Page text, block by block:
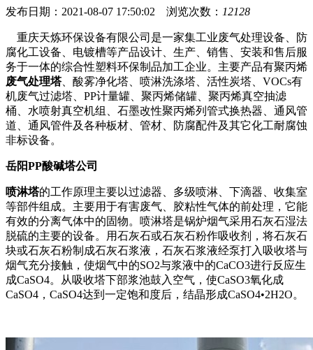
发布日期：2021-08-07 17:50:02 浏览次数： 12128
重庆天炼环保设备有限公司是一家集工业废气处理设备、防
腐化工设备、电镀槽等产品设计、生产、销售、安装和售后服
务于一体的综合性塑料环保制品加工企业。主要产品有聚丙烯
废气处理塔、酸雾净化塔、喷淋洗涤塔、活性炭塔、VOCs有
机废气过滤塔、PP计量罐、聚丙烯储罐、聚丙烯真空抽滤
桶、水喷射真空机组、石墨改性聚丙烯列管式换热器、通风管
道、通风管件及各种板材、管材、防腐配件及其它化工耐腐蚀
非标设备。
岳阳PP酸碱塔公司
喷淋塔的工作原理主要以过滤器、多级喷淋、下滴器、收集室
等部件组成。主要用于有害废气、胶粘性气体的前处理，它能
有效的分离气体中的固物。喷淋塔是锅炉烟气采用石灰石湿法
脱硫的主要的设备。用石灰石或石灰石粉作吸收剂，将石灰石
块或石灰石粉制成石灰石浆液，石灰石浆液经泵打入吸收塔与
烟气充分接触，使烟气中的SO2与浆液中的CaCO3进行反应生
成CaSO4。从吸收塔下部浆池鼓入空气，使CaSO3氧化成
CaSO4，CaSO4达到一定饱和度后，结晶形成CaSO4•2H2O。